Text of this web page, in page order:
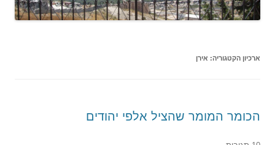
ארכיון הקטגוריה: אירן
הכומר המומר שהציל אלפי יהודים